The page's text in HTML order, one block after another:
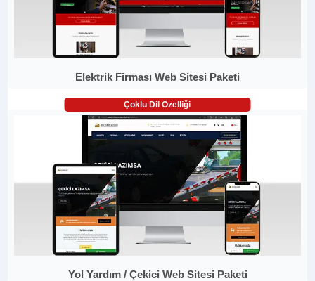
Elektrik Firması Web Sitesi Paketi
Çoklu Dil Özelliği
Yol Yardım / Çekici Web Sitesi Paketi